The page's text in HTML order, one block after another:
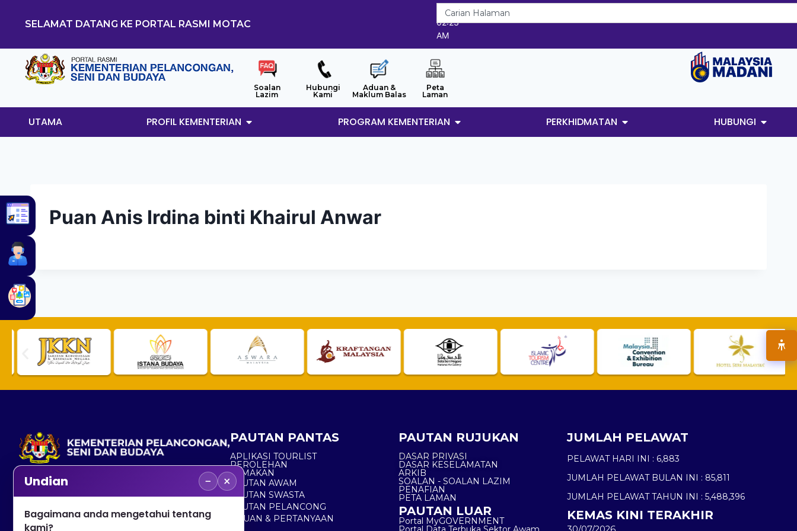
SELAMAT DATANG KE PORTAL RASMI MOTAC
6/8/2026
02:23
AM
Soalan
Lazim
Hubungi
Kami
Aduan &
Maklum Balas
Peta
Laman
UTAMA PROFIL KEMENTERIAN PROGRAM KEMENTERIAN PERKHIDMATAN HUBUNGI
Puan Anis Irdina binti Khairul Anwar
No. 2, Menara 1, Jalan P5/6, Presint 5,
+603 8000 8000
PAUTAN PANTAS
APLIKASI TOURLIST
PEROLEHAN
SEMAKAN
PAUTAN AWAM
PAUTAN SWASTA
PAUTAN PELANCONG
ADUAN & PERTANYAAN
PAUTAN RUJUKAN
DASAR PRIVASI
DASAR KESELAMATAN
ARKIB
SOALAN - SOALAN LAZIM
PENAFIAN
PETA LAMAN
PAUTAN LUAR
Portal MyGOVERNMENT
JUMLAH PELAWAT
PELAWAT HARI INI : 6,883
JUMLAH PELAWAT BULAN INI : 85,811
JUMLAH PELAWAT TAHUN INI : 5,488,396
KEMAS KINI TERAKHIR
Undian − ×
Bagaimana anda mengetahui tentang
kami?